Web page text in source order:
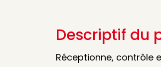
Descriptif du
Réceptionne, contrôle